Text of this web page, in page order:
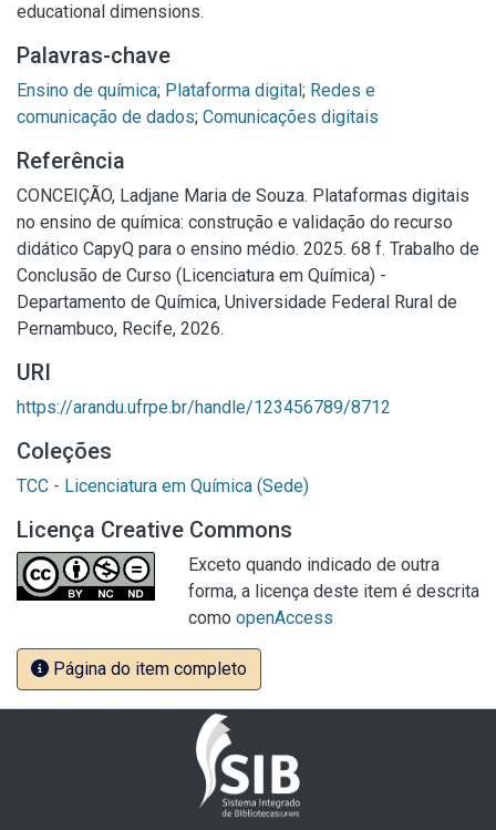
educational dimensions.
Palavras-chave
Ensino de química; Plataforma digital; Redes e
comunicação de dados; Comunicações digitais
Referência
CONCEIÇÃO, Ladjane Maria de Souza. Plataformas digitais
no ensino de química: construção e validação do recurso
didático CapyQ para o ensino médio. 2025. 68 f. Trabalho de
Conclusão de Curso (Licenciatura em Química) -
Departamento de Química, Universidade Federal Rural de
Pernambuco, Recife, 2026.
URI
https://arandu.ufrpe.br/handle/123456789/8712
Coleções
TCC - Licenciatura em Química (Sede)
Licença Creative Commons
Exceto quando indicado de outra
forma, a licença deste item é descrita
como openAccess
Página do item completo